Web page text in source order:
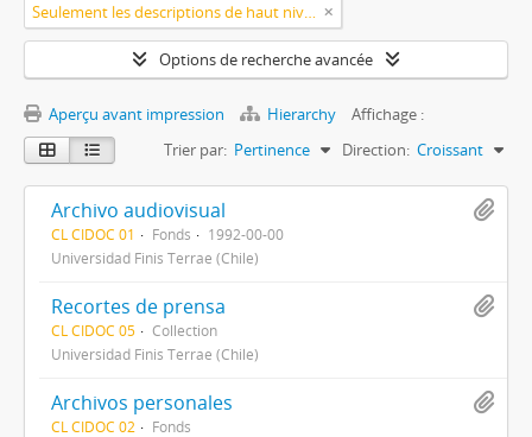
Seulement les descriptions de haut niveau
Options de recherche avancée
Aperçu avant impression Hierarchy
Affichage :
Trier par: Pertinence Direction: Croissant
Archivo audiovisual
CL CIDOC 01 Fonds
1992-00-00
Universidad Finis Terrae (Chile)
Recortes de prensa
CL CIDOC 05
Collection
Universidad Finis Terrae (Chile)
Archivos personales
CL CIDOC 02 Fonds